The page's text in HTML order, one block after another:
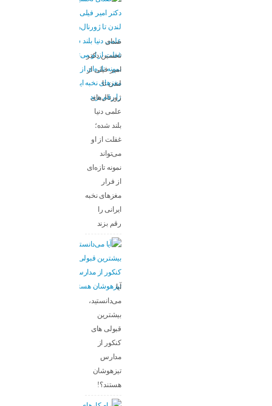
صدای
تحسین دکتر
امیر فیلی از
لندن تا
ژورنال‌های
علمی دنیا
بلند شده؛
غفلت از او
می‌تواند
نمونه تازه‌ای
از فرار
مغزهای نخبه
ایرانی را
رقم بزند
آیا
می‌دانستید،
بیشترین
قبولی های
کنکور از
مدارس
تیزهوشان
هستند؟!